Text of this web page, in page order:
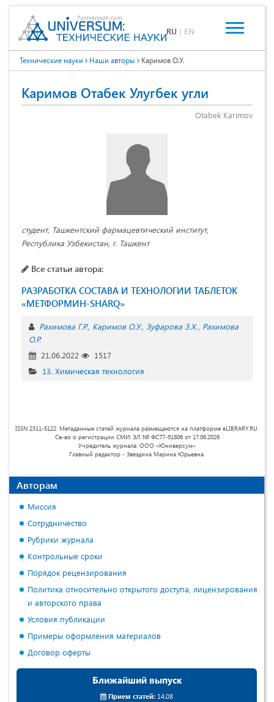
RU | EN
Технические науки Наши авторы Каримов О.У.
Каримов Отабек Улугбек угли
Otabek Karimov
студент, Ташкентский фармацевтический институт,
Республика Узбекистан, г. Ташкент
Все статьи автора:
РАЗРАБОТКА СОСТАВА И ТЕХНОЛОГИИ ТАБЛЕТОК
«МЕТФОРМИН-SHARQ»
Рахимова Г.Р. Каримов О.У. Зуфарова З.Х. Рахимова
О.Р.
21.06.2022
1517
13. Химическая технология
ISSN 2311-5122. Метаданные статей журнала размещаются на платформе eLIBRARY.RU.
Св-во о регистрации СМИ: ЭЛ № ФС77-91806 от 17.06.2026
Учредитель журнала: ООО «Юниверсум»
Главный редактор - Звездина Марина Юрьевна.
Авторам
Миссия
Сотрудничество
Рубрики журнала
Контрольные сроки
Порядок рецензирования
Политика относительно открытого доступа, лицензирования
и авторского права
Условия публикации
Примеры оформления материалов
Договор оферты
Ближайший выпуск
Прием статей: 14.08